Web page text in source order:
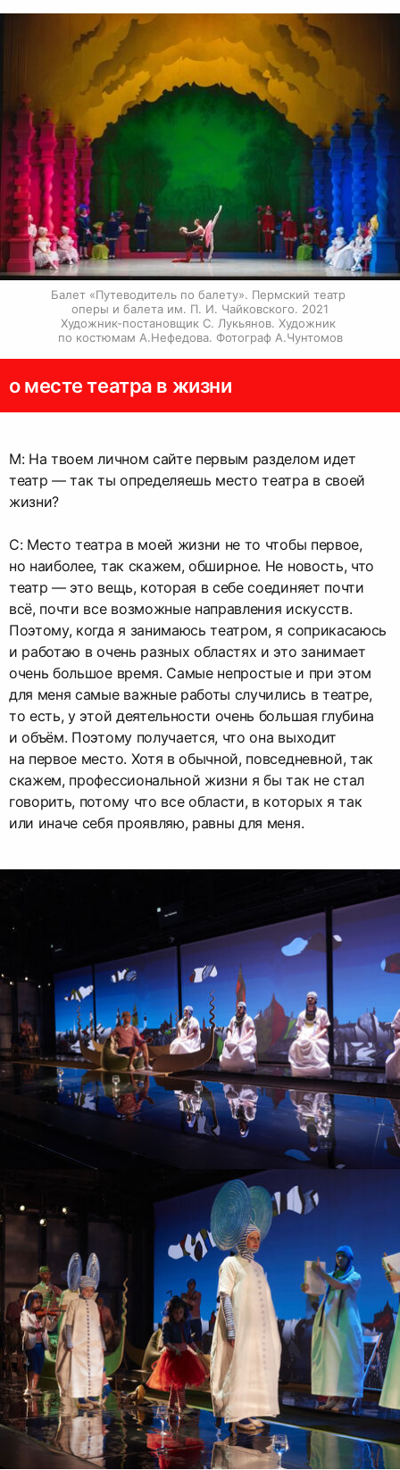
Балет «Путеводитель по балету». Пермский театр
оперы и балета им. П. И. Чайковского. 2021
Художник-постановщик С. Лукьянов. Художник
по костюмам А.Нефедова. Фотограф А.Чунтомов
о месте театра в жизни
М: На твоем личном сайте первым разделом идет
театр — так ты определяешь место театра в своей
жизни?
С: Место театра в моей жизни не то чтобы первое,
но наиболее, так скажем, обширное. Не новость, что
театр — это вещь, которая в себе соединяет почти
всё, почти все возможные направления искусств.
Поэтому, когда я занимаюсь театром, я соприкасаюсь
и работаю в очень разных областях и это занимает
очень большое время. Самые непростые и при этом
для меня самые важные работы случились в театре,
то есть, у этой деятельности очень большая глубина
и объём. Поэтому получается, что она выходит
на первое место. Хотя в обычной, повседневной, так
скажем, профессиональной жизни я бы так не стал
говорить, потому что все области, в которых я так
или иначе себя проявляю, равны для меня.